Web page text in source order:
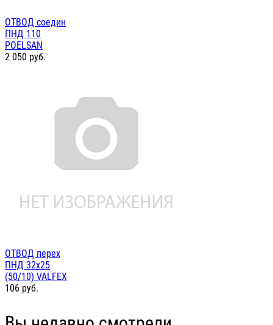
ОТВОД соедин
ПНД 110
POELSAN
2 050 руб.
ОТВОД перех
ПНД 32х25
(50/10) VALFEX
106 руб.